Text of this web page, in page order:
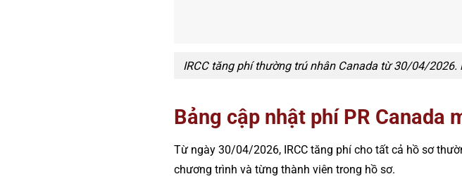
IRCC tăng phí thường trú nhân Canada từ 30/04/2026.
Bảng cập nhật phí PR
Từ ngày 30/04/2026, IRCC tăng phí cho tất cả hồ sơ
chương trình và từng thành viên trong hồ sơ.